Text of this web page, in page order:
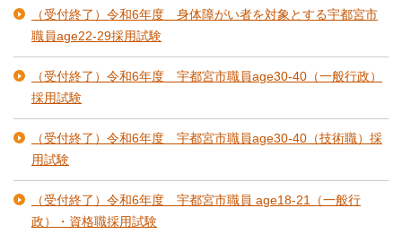
（受付終了）令和6年度 身体障がい者を対象とする宇都宮市
職員age22-29採用試験
（受付終了）令和6年度 宇都宮市職員age30-40（一般行政）
採用試験
（受付終了）令和6年度 宇都宮市職員age30-40（技術職）採
用試験
（受付終了）令和6年度 宇都宮市職員 age18‐21（一般行
政）・資格職採用試験